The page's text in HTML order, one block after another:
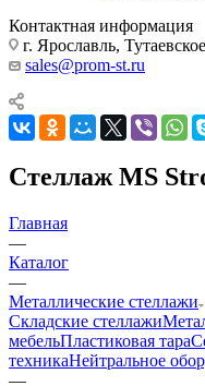
Контактная информация
г. Ярославль,
sales@prom-st.ru
Стеллаж MS
Главная
—
Каталог
—
Металлические стеллажи
Складские стеллажи
мебельПластиковая тара
техникаНейтральное
—